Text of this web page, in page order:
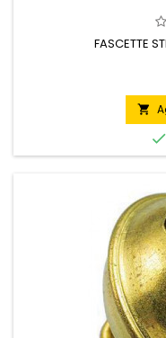
FASCETTE

